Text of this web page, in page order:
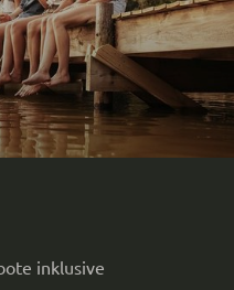
inklusive